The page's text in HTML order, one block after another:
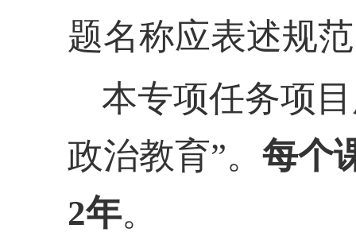
题名称应表述规
本专项任务项
政治教育”。 每个
2年。